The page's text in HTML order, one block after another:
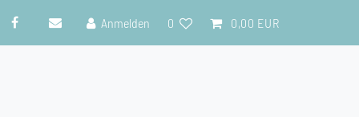
Anmelden 0 0,00 EUR